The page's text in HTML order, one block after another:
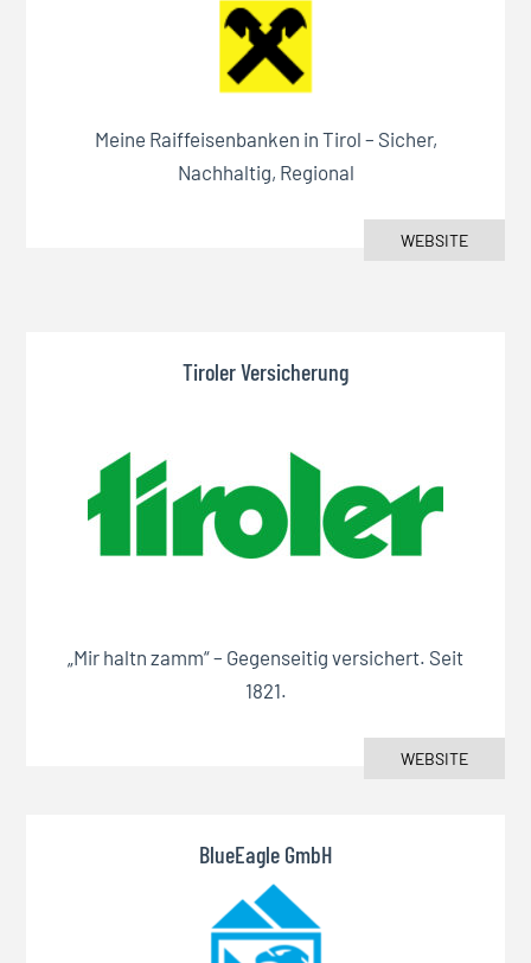
Meine Raiffeisenbanken in Tirol – Sicher,
Nachhaltig, Regional
WEBSITE
Tiroler Versicherung
„Mir haltn zamm“ – Gegenseitig versichert. Seit
1821.
WEBSITE
BlueEagle GmbH